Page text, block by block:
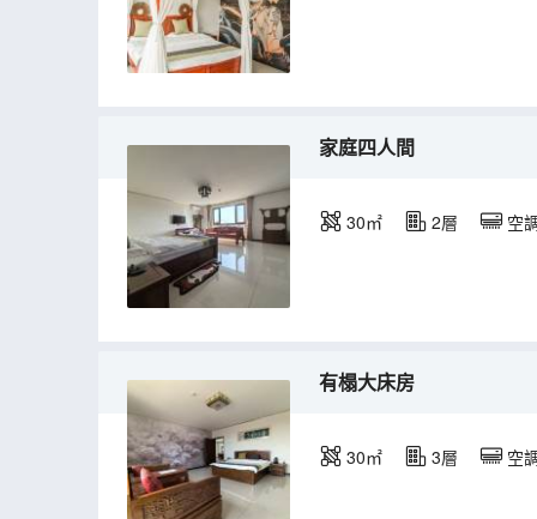
家庭四人間
30㎡ 2層 空
有榻大床房
30㎡ 3層 空